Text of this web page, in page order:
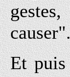
Et puis